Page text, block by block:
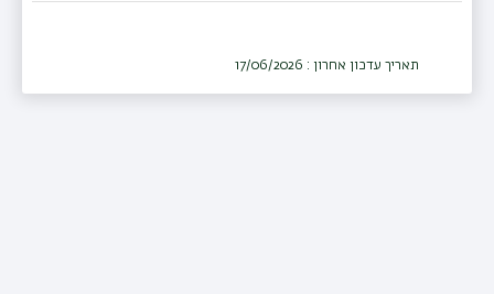
תאריך עדכון אחרון : 17/06/2026